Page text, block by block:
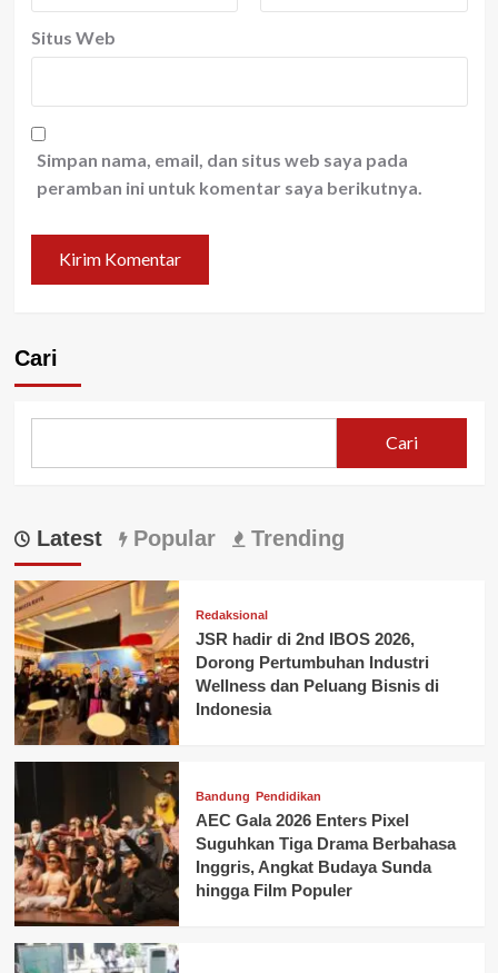
Situs Web
Simpan nama, email, dan situs web saya pada
peramban ini untuk komentar saya berikutnya.
Cari
Cari
Latest Popular Trending
Redaksional
JSR hadir di 2nd IBOS 2026,
Dorong Pertumbuhan Industri
Wellness dan Peluang Bisnis di
Indonesia
Bandung Pendidikan
AEC Gala 2026 Enters Pixel
Suguhkan Tiga Drama Berbahasa
Inggris, Angkat Budaya Sunda
hingga Film Populer